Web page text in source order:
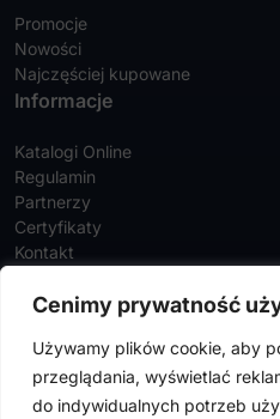
Cenimy prywatność
Używamy plików cookie, aby
przeglądania, wyświetlać
do indywidualnych potrzeb
Promocje
Nowości
Najczęściej kupowane
Informacje
Katalogi Online
Regulamin
Partnerzy
Certyfikaty
Kontakt
Zamówienia
Adresy